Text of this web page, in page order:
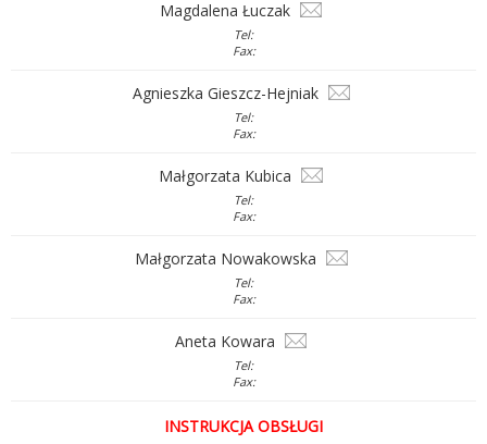
Magdalena Łuczak
Tel:
Fax:
Agnieszka Gieszcz-Hejniak
Tel:
Fax:
Małgorzata Kubica
Tel:
Fax:
Małgorzata Nowakowska
Tel:
Fax:
Aneta Kowara
Tel:
Fax:
INSTRUKCJA OBSŁUGI